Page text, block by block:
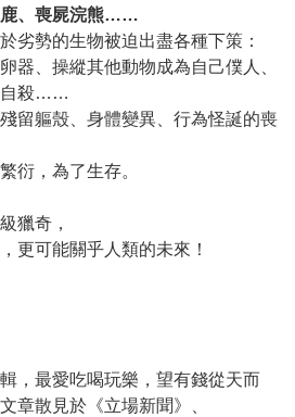
鹿、喪屍浣熊……
劣勢的生物被迫出盡各種下策：
器、操縱其他動物成為自己僕人、
自殺……
留軀殼、身體變異、行為怪誕的喪
衍，為了生存。
獵奇，
更可能關乎人類的未來！
，最愛吃喝玩樂，望有錢從天而
章散見於《立場新聞》、